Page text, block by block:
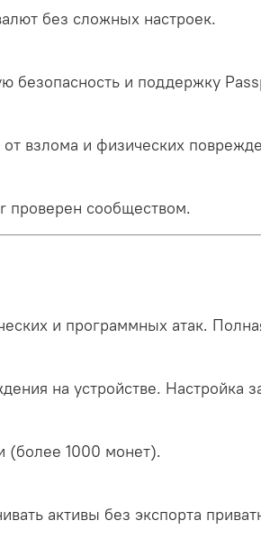
без сложных настроек.
безопасность и поддержку
взлома и физических
проверен сообществом.
и программных атак.
на устройстве. Настройка
(более 1000 монет).
активы без экспорта